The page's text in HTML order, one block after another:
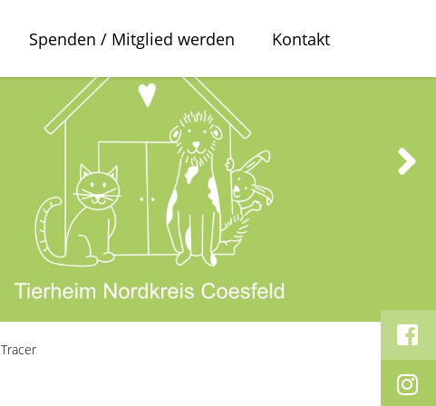
Spenden / Mitglied werden Kontakt
Tracer